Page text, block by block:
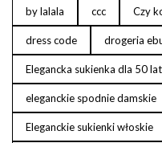
by lalala ccc Czy
dress code drogeria
Elegancka sukienka dla 50
eleganckie spodnie damskie
Eleganckie sukienki włoskie